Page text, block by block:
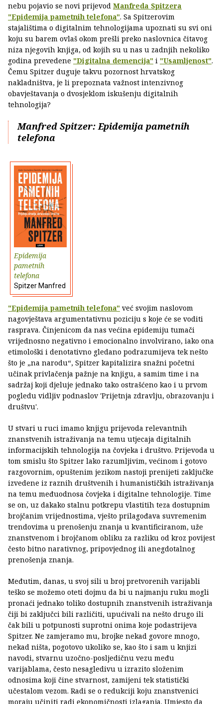
nebu pojavio se novi prijevod Manfreda Spitzera
"Epidemija pametnih telefona". Sa Spitzerovim
stajalištima o digitalnim tehnologijama upoznati su svi oni
koju su barem ovlaš okom prešli preko naslovnica čitavog
niza njegovih knjiga, od kojih su u nas u zadnjih nekoliko
godina prevedene "Digitalna demencija" i "Usamljenost".
Čemu Spitzer duguje takvu pozornost hrvatskog
nakladništva, je li prepoznata važnost intenzivnog
obavještavanja o dvosjeklom iskušenju digitalnih
tehnologija?
Manfred Spitzer: Epidemija pametnih
telefona
Epidemija
pametnih
telefona
Spitzer Manfred
"Epidemija pametnih telefona" već svojim naslovom
nagovještava argumentativnu poziciju s koje će se voditi
rasprava. Činjenicom da nas većina epidemiju tumači
vrijednosno negativno i emocionalno involvirano, iako ona
etimološki i denotativno gledano podrazumijeva tek nešto
što je „na narodu“, Spitzer kapitalizira snažni početni
učinak privlačenja pažnje na knjigu, a samim time i na
sadržaj koji djeluje jednako tako ostrašćeno kao i u prvom
pogledu vidljiv podnaslov 'Prijetnja zdravlju, obrazovanju i
društvu'.
U stvari u ruci imamo knjigu prijevoda relevantnih
znanstvenih istraživanja na temu utjecaja digitalnih
informacijskih tehnologija na čovjeka i društvo. Prijevoda u
tom smislu što Spitzer lako razumljivim, većinom i gotovo
razgovornim, opuštenim jezikom nastoji prenijeti zaključke
izvedene iz raznih društvenih i humanističkih istraživanja
na temu međuodnosa čovjeka i digitalne tehnologije. Time
se on, uz dakako stalnu potkrepu vlastitih teza dostupnim
brojčanim vrijednostima, vješto prilagođava suvremenim
trendovima u prenošenju znanja u kvantificiranom, uže
znanstvenom i brojčanom obliku za razliku od kroz povijest
često bitno narativnog, pripovjednog ili anegdotalnog
prenošenja znanja.
Međutim, danas, u svoj sili u broj pretvorenih varijabli
teško se možemo oteti dojmu da bi u najmanju ruku mogli
pronaći jednako toliko dostupnih znanstvenih istraživanja
čiji bi zaključci bili različiti, upućivali na nešto drugo ili
čak bili u potpunosti suprotni onima koje podastrijeva
Spitzer. Ne zamjeramo mu, brojke nekad govore mnogo,
nekad ništa, pogotovo ukoliko se, kao što i sam u knjizi
navodi, stvarnu uzočno-posljedičnu vezu među
varijablama, često nesagledivu u izrazito složenim
odnosima koji čine stvarnost, zamijeni tek statistički
učestalom vezom. Radi se o redukciji koju znanstvenici
moraju učiniti radi ekonomičnosti izlaganja. Umjesto da